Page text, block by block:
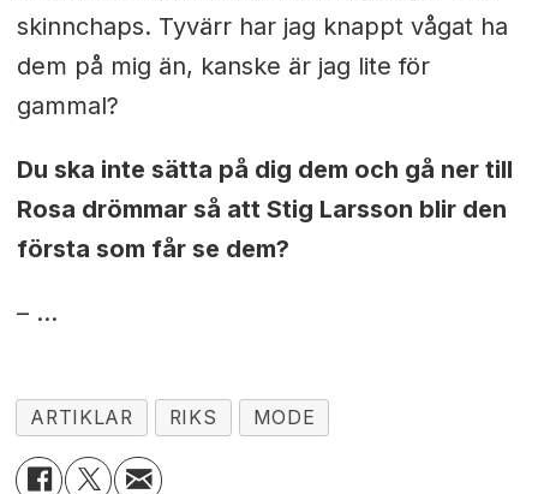
skinnchaps. Tyvärr har jag knappt vågat ha
dem på mig än, kanske är jag lite för
gammal?
Du ska inte sätta på dig dem och gå ner till
Rosa drömmar så att Stig Larsson blir den
första som får se dem?
– ...
ARTIKLAR RIKS MODE